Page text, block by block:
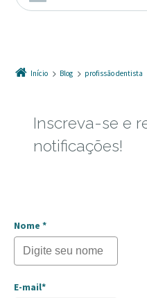
Início Blog profissão dentista
Inscreva-se e
notificações!
Nome *
E-mail*